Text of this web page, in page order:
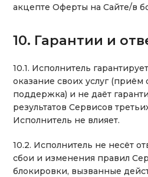
акцепте Оферты на Сайте/в
10. Гарантии и
10.1. Исполнитель
оказание своих услуг
поддержка) и не даёт
результатов Сервисов
Исполнитель не влияет.
10.2. Исполнитель не несёт
сбои и изменения правил
блокировки, вызванные